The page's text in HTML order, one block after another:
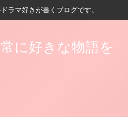
ラマ好きが書くブログです。
に好きな物語を